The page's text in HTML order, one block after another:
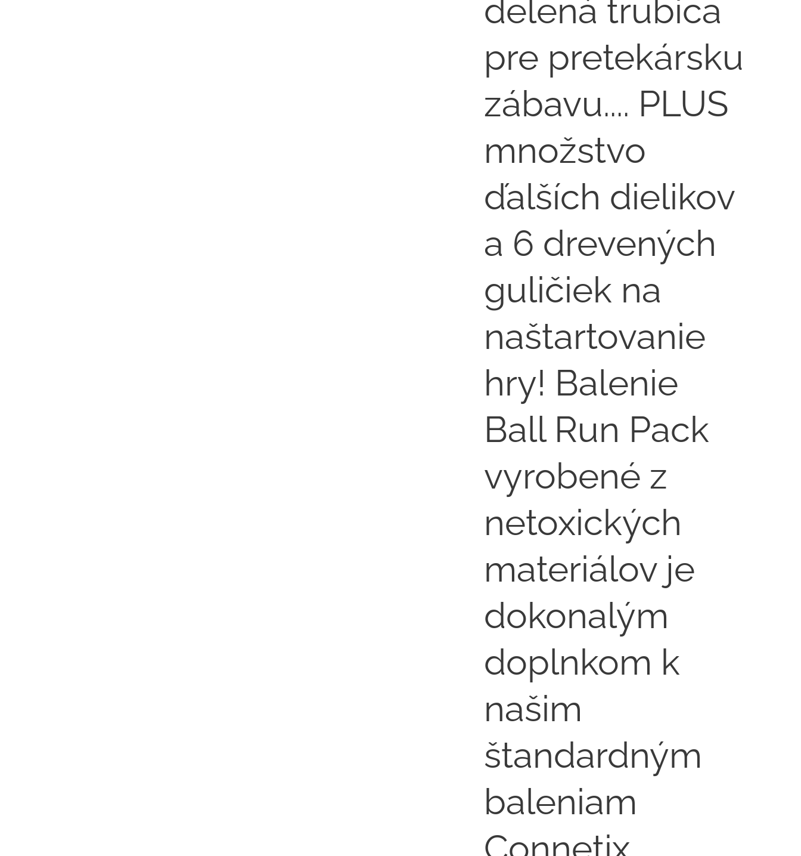
delená trubica
pre pretekársku
zábavu....⁣ PLUS
množstvo
ďalších dielikov
a 6 drevených
guličiek na
naštartovanie
hry!⁣ Balenie
Ball Run Pack
vyrobené z
netoxických
materiálov je
dokonalým
doplnkom k
našim
štandardným
baleniam